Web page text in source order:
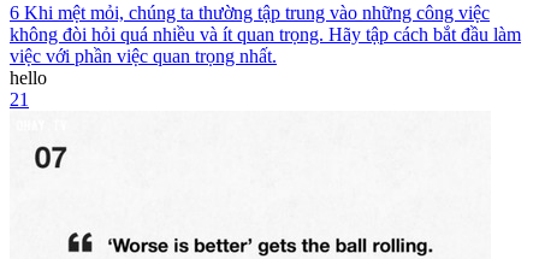
6 Khi mệt mỏi, chúng ta thường tập trung vào những công việc
không đòi hỏi quá nhiều và ít quan trọng. Hãy tập cách bắt đầu làm
việc với phần việc quan trọng nhất.
hello
21